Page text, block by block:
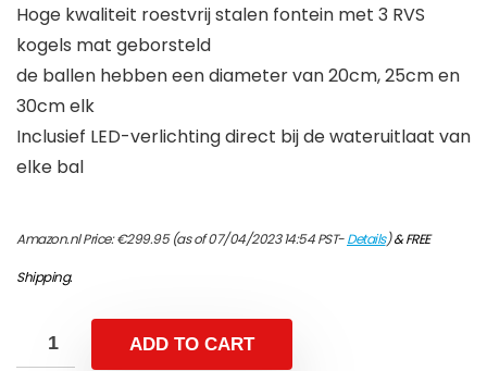
Hoge kwaliteit roestvrij stalen fontein met 3 RVS
kogels mat geborsteld
de ballen hebben een diameter van 20cm, 25cm en
30cm elk
Inclusief LED-verlichting direct bij de wateruitlaat van
elke bal
Amazon.nl Price:€299.95(as of 07/04/2023 14:54 PST-Details)&FREE
Shipping.
ADD TO CART